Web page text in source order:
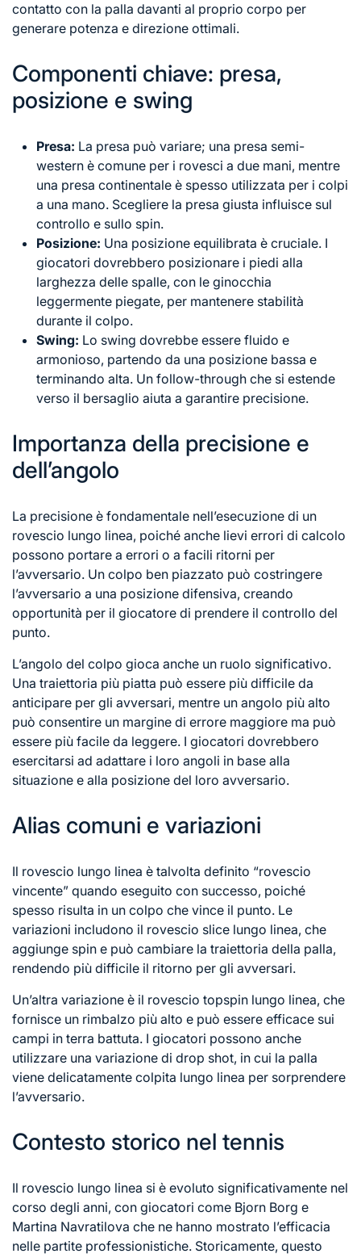
contatto con la palla davanti al proprio corpo per
generare potenza e direzione ottimali.
Componenti chiave: presa,
posizione e swing
Presa: La presa può variare; una presa semi-
western è comune per i rovesci a due mani, mentre
una presa continentale è spesso utilizzata per i colpi
a una mano. Scegliere la presa giusta influisce sul
controllo e sullo spin.
Posizione: Una posizione equilibrata è cruciale. I
giocatori dovrebbero posizionare i piedi alla
larghezza delle spalle, con le ginocchia
leggermente piegate, per mantenere stabilità
durante il colpo.
Swing: Lo swing dovrebbe essere fluido e
armonioso, partendo da una posizione bassa e
terminando alta. Un follow-through che si estende
verso il bersaglio aiuta a garantire precisione.
Importanza della precisione e
dell’angolo
La precisione è fondamentale nell’esecuzione di un
rovescio lungo linea, poiché anche lievi errori di calcolo
possono portare a errori o a facili ritorni per
l’avversario. Un colpo ben piazzato può costringere
l’avversario a una posizione difensiva, creando
opportunità per il giocatore di prendere il controllo del
punto.
L’angolo del colpo gioca anche un ruolo significativo.
Una traiettoria più piatta può essere più difficile da
anticipare per gli avversari, mentre un angolo più alto
può consentire un margine di errore maggiore ma può
essere più facile da leggere. I giocatori dovrebbero
esercitarsi ad adattare i loro angoli in base alla
situazione e alla posizione del loro avversario.
Alias comuni e variazioni
Il rovescio lungo linea è talvolta definito “rovescio
vincente” quando eseguito con successo, poiché
spesso risulta in un colpo che vince il punto. Le
variazioni includono il rovescio slice lungo linea, che
aggiunge spin e può cambiare la traiettoria della palla,
rendendo più difficile il ritorno per gli avversari.
Un’altra variazione è il rovescio topspin lungo linea, che
fornisce un rimbalzo più alto e può essere efficace sui
campi in terra battuta. I giocatori possono anche
utilizzare una variazione di drop shot, in cui la palla
viene delicatamente colpita lungo linea per sorprendere
l’avversario.
Contesto storico nel tennis
Il rovescio lungo linea si è evoluto significativamente nel
corso degli anni, con giocatori come Bjorn Borg e
Martina Navratilova che ne hanno mostrato l’efficacia
nelle partite professionistiche. Storicamente, questo